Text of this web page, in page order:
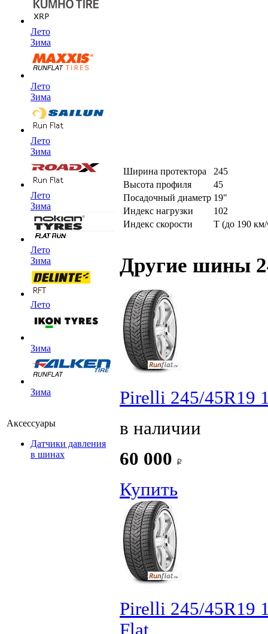
Лето
Зима
Лето
Зима
Лето
Зима
Лето
Зима
Лето
Зима
Лето
Зима
Зима
Аксессуары
Датчики давления
в шинах
Ширина протектора
245
Высота профиля
45
Посадочный диаметр 19"
Индекс нагрузки
102
Индекс скорости
T (до 190
Другие шины
Pirelli 245/45R19
в наличии
60 000
Купить
Pirelli 245/45R19
Flat